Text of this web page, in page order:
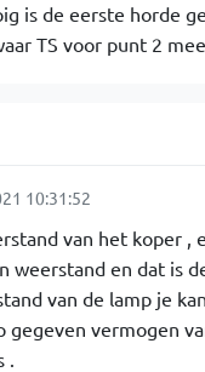
is de eerste horde
TS voor punt 2
10:31:52
van het koper ,
weerstand en dat is
van de lamp je
gegeven vermogen
.